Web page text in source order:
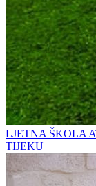
LJETNA ŠKOLA
TIJEKU